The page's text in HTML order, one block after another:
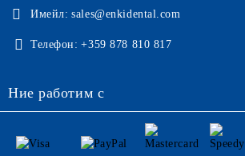
Имейл: sales@enkidental.com
Телефон: +359 878 810 817
Ние работим с